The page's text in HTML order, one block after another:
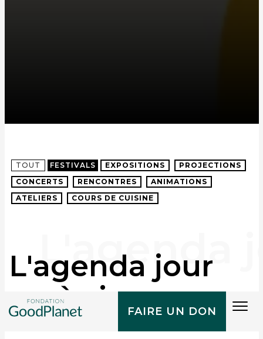
FAIRE UN DON
TOUT FESTIVALS EXPOSITIONS
PROJECTIONS
CONCERTS
RENCONTRES
ANIMATIONS
ATELIERS
COURS DE CUISINE
L'agenda jour
après jour